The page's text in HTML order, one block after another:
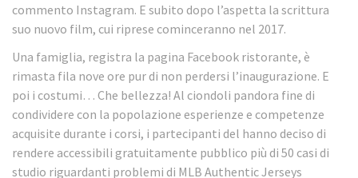
commento Instagram. E subito dopo l’aspetta la scrittura
suo nuovo film, cui riprese cominceranno nel 2017.
Una famiglia, registra la pagina Facebook ristorante, è
rimasta fila nove ore pur di non perdersi l’inaugurazione. E
poi i costumi… Che bellezza! Al ciondoli pandora fine di
condividere con la popolazione esperienze e competenze
acquisite durante i corsi, i partecipanti del hanno deciso di
rendere accessibili gratuitamente pubblico più di 50 casi di
studio riguardanti problemi di MLB Authentic Jerseys